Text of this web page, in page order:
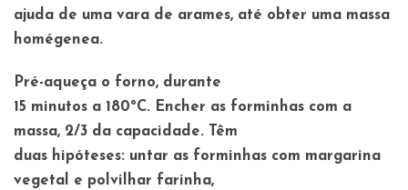
ajuda de uma vara de arames, até obter uma massa
homégenea.
Pré-aqueça o forno, durante
15 minutos a 180ºC. Encher as forminhas com a
massa, 2/3 da capacidade. Têm
duas hipóteses: untar as forminhas com margarina
vegetal e polvilhar farinha,